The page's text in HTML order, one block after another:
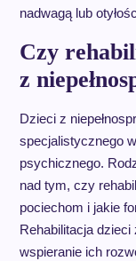
nadwagą lub
Czy
z
Dzieci z
specjalistycznego
psychicznego.
nad tym, czy
pociechom i jakie
Rehabilitacja dzieci
wspieranie ich